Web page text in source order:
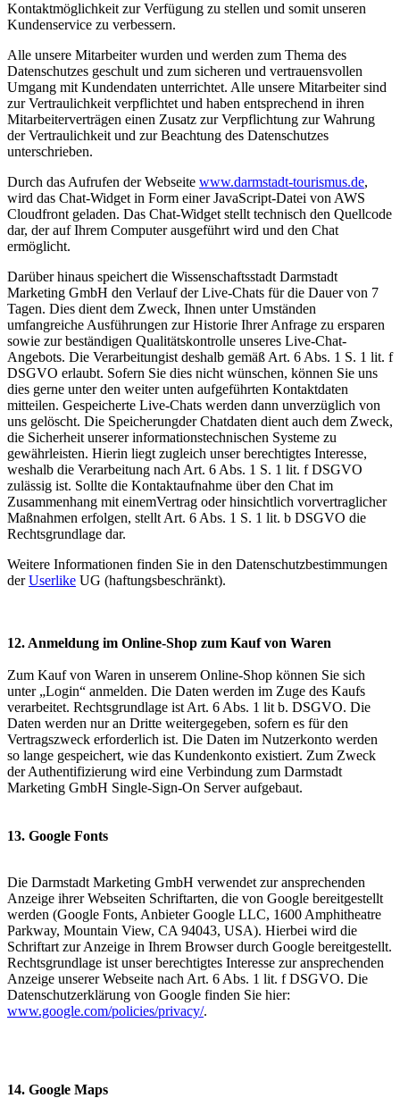
Kontaktmöglichkeit zur Verfügung zu stellen und somit unseren
Kundenservice zu verbessern.
Alle unsere Mitarbeiter wurden und werden zum Thema des
Datenschutzes geschult und zum sicheren und vertrauensvollen
Umgang mit Kundendaten unterrichtet. Alle unsere Mitarbeiter sind
zur Vertraulichkeit verpflichtet und haben entsprechend in ihren
Mitarbeiterverträgen einen Zusatz zur Verpflichtung zur Wahrung
der Vertraulichkeit und zur Beachtung des Datenschutzes
unterschrieben.
Durch das Aufrufen der Webseite www.darmstadt-tourismus.de,
wird das Chat-Widget in Form einer JavaScript-Datei von AWS
Cloudfront geladen. Das Chat-Widget stellt technisch den Quellcode
dar, der auf Ihrem Computer ausgeführt wird und den Chat
ermöglicht.
Darüber hinaus speichert die Wissenschaftsstadt Darmstadt
Marketing GmbH den Verlauf der Live-Chats für die Dauer von 7
Tagen. Dies dient dem Zweck, Ihnen unter Umständen
umfangreiche Ausführungen zur Historie Ihrer Anfrage zu ersparen
sowie zur beständigen Qualitätskontrolle unseres Live-Chat-
Angebots. Die Verarbeitungist deshalb gemäß Art. 6 Abs. 1 S. 1 lit. f
DSGVO erlaubt. Sofern Sie dies nicht wünschen, können Sie uns
dies gerne unter den weiter unten aufgeführten Kontaktdaten
mitteilen. Gespeicherte Live-Chats werden dann unverzüglich von
uns gelöscht. Die Speicherungder Chatdaten dient auch dem Zweck,
die Sicherheit unserer informationstechnischen Systeme zu
gewährleisten. Hierin liegt zugleich unser berechtigtes Interesse,
weshalb die Verarbeitung nach Art. 6 Abs. 1 S. 1 lit. f DSGVO
zulässig ist. Sollte die Kontaktaufnahme über den Chat im
Zusammenhang mit einemVertrag oder hinsichtlich vorvertraglicher
Maßnahmen erfolgen, stellt Art. 6 Abs. 1 S. 1 lit. b DSGVO die
Rechtsgrundlage dar.
Weitere Informationen finden Sie in den Datenschutzbestimmungen
derUserlike UG (haftungsbeschränkt).
12. Anmeldung im Online-Shop zum Kauf von Waren
Zum Kauf von Waren in unserem Online-Shop können Sie sich
unter „Login“ anmelden. Die Daten werden im Zuge des Kaufs
verarbeitet. Rechtsgrundlage ist Art. 6 Abs. 1 lit b. DSGVO. Die
Daten werden nur an Dritte weitergegeben, sofern es für den
Vertragszweck erforderlich ist. Die Daten im Nutzerkonto werden
so lange gespeichert, wie das Kundenkonto existiert. Zum Zweck
der Authentifizierung wird eine Verbindung zum Darmstadt
Marketing GmbH Single-Sign-On Server aufgebaut.
13. Google Fonts
Die Darmstadt Marketing GmbH verwendet zur ansprechenden
Anzeige ihrer Webseiten Schriftarten, die von Google bereitgestellt
werden (Google Fonts, Anbieter Google LLC, 1600 Amphitheatre
Parkway, Mountain View, CA 94043, USA). Hierbei wird die
Schriftart zur Anzeige in Ihrem Browser durch Google bereitgestellt.
Rechtsgrundlage ist unser berechtigtes Interesse zur ansprechenden
Anzeige unserer Webseite nach Art. 6 Abs. 1 lit. f DSGVO. Die
Datenschutzerklärung von Google finden Sie hier:
www.google.com/policies/privacy/.
14. Google Maps